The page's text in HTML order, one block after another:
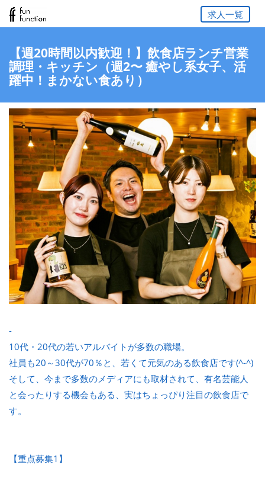
求人一覧
【週20時間以内歓迎！】飲食店ランチ営業
調理・キッチン（週2〜 癒やし系女子、活
躍中！まかない食あり）
-
10代・20代の若いアルバイトが多数の職場。
社員も20～30代が70％と、若くて元気のある飲食店です(^-^)
そして、今まで多数のメディアにも取材されて、有名芸能人
と会ったりする機会もある、実はちょっぴり注目の飲食店で
す。
【重点募集1】